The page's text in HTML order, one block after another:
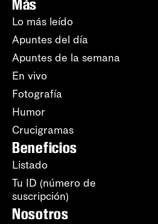
Más
Lo más leído
Apuntes del día
Apuntes de la semana
En vivo
Fotografía
Humor
Crucigramas
Beneficios
Listado
Tu ID (número de
suscripción)
Nosotros